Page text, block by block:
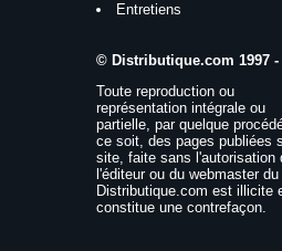
Entretiens
© Distributique.com 1997 -
Toute reproduction ou
représentation intégrale ou
partielle, par quelque
ce soit, des pages publiées
site, faite sans l'autorisation
l'éditeur ou du webmaster
Distributique.com est illicite
constitue une contrefaçon.